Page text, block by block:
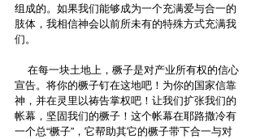
组成的。如果我们能够成为一个充满爱与合一的
肢体，我相信神会以前所未有的特殊方式充满我
们。
宣告。将你的橛子钉在这地吧！为你的国家信靠
神，并在灵里以祷告掌权吧！让我们扩张我们的
帐幕，坚固我们的橛子！这个帐幕在耶路撒冷有
一个总“橛子”，它帮助其它的橛子带下合一与对